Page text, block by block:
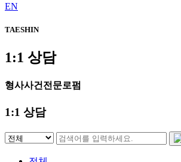
EN
TAESHIN
1:1 상담
형사사건전문로펌
1:1 상담